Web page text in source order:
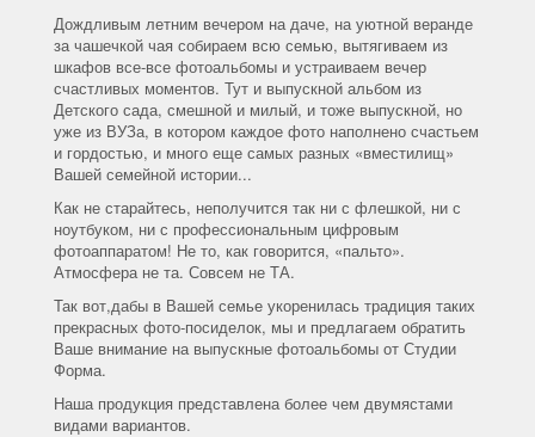
Дождливым летним вечером на даче, на уютной веранде
за чашечкой чая собираем всю семью, вытягиваем из
шкафов все-все фотоальбомы и устраиваем вечер
счастливых моментов. Тут и выпускной альбом из
Детского сада, смешной и милый, и тоже выпускной, но
уже из ВУЗа, в котором каждое фото наполнено счастьем
и гордостью, и много еще самых разных «вместилищ»
Вашей семейной истории...
Как не старайтесь, неполучится так ни с флешкой, ни с
ноутбуком, ни с профессиональным цифровым
фотоаппаратом! Не то, как говорится, «пальто».
Атмосфера не та. Совсем не ТА.
Так вот,дабы в Вашей семье укоренилась традиция таких
прекрасных фото-посиделок, мы и предлагаем обратить
Ваше внимание на выпускные фотоальбомы от Студии
Форма.
Наша продукция представлена более чем двумястами
видами вариантов.